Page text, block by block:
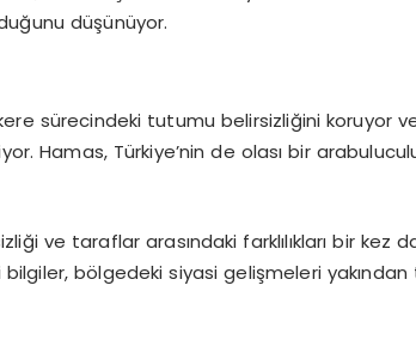
düşünüyor.
sürecindeki tutumu belirsizliğini koruyor
Hamas, Türkiye’nin de olası bir
ve taraflar arasındaki farklılıkları bir kez
bölgedeki siyasi gelişmeleri yakından